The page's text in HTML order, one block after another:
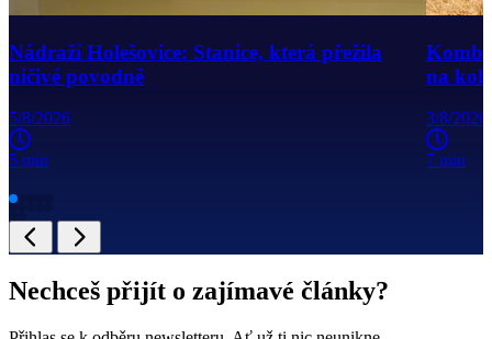
Nádraží Holešovice: Stanice, která přežila
ničivé povodně
5/8/2026
5 min
na
3/8/2026
7 min
Nechceš přijít o zajímavé články?